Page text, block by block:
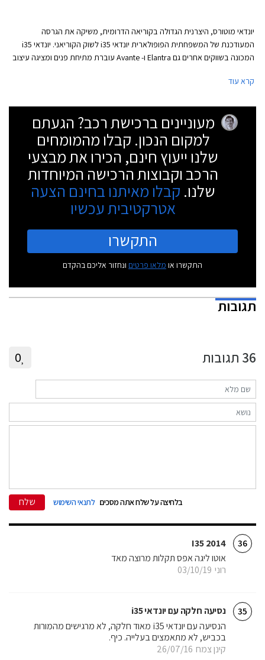
יונדאי מוטורס, היצרנית הגדולה בקוריאה הדרומית, משיקה את הגרסה
המעודכנת של המשפחתית הפופולארית יונדאי i35 לשוק הקוריאני. יונדאי i35
המכונה בשווקים אחרים גם Elantra ו- Avante עוברת מתיחת פנים ומציגה עיצוב
ומאחור יחידות תאורה עם שילוב נורות LED ופגוש הצבוע בשחור בחלקו התחתון.
קרא עוד
מעוניינים ברכישת רכב? הגעתם
למקום הנכון. קבלו מהמומחים
שלנו ייעוץ חינם, הכירו את מבצעי
הרכב וקבוצות הרכישה המיוחדות
שלנו. קבלו מאיתנו בחינם הצעה
אטרקטיבית עכשיו
התקשרו
התקשרו או מלאו פרטים ונחזור אליכם בהקדם
תגובות
36 תגובות 0
בלחיצה על שלח אתה מסכים לתנאי השימוש שלח
36
I35 2014
רוני 03/10/19
אוטו ליגה אפס תקלות מרוצה מאד
35 נסיעה חלקה עם יונדאי i35
קינן צמח 26/07/16
הנסיעה עם יונדאי i35 מאוד חלקה, לא מרגישים מהמורות
בכביש, לא מתאמצים בעלייה. כיף.